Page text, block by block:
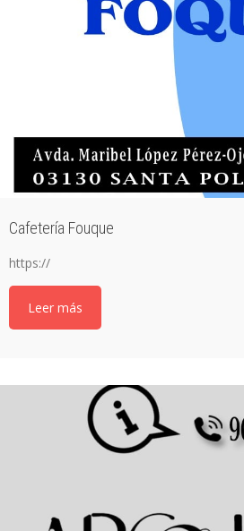
Cafetería Fouque
https://
Leer más